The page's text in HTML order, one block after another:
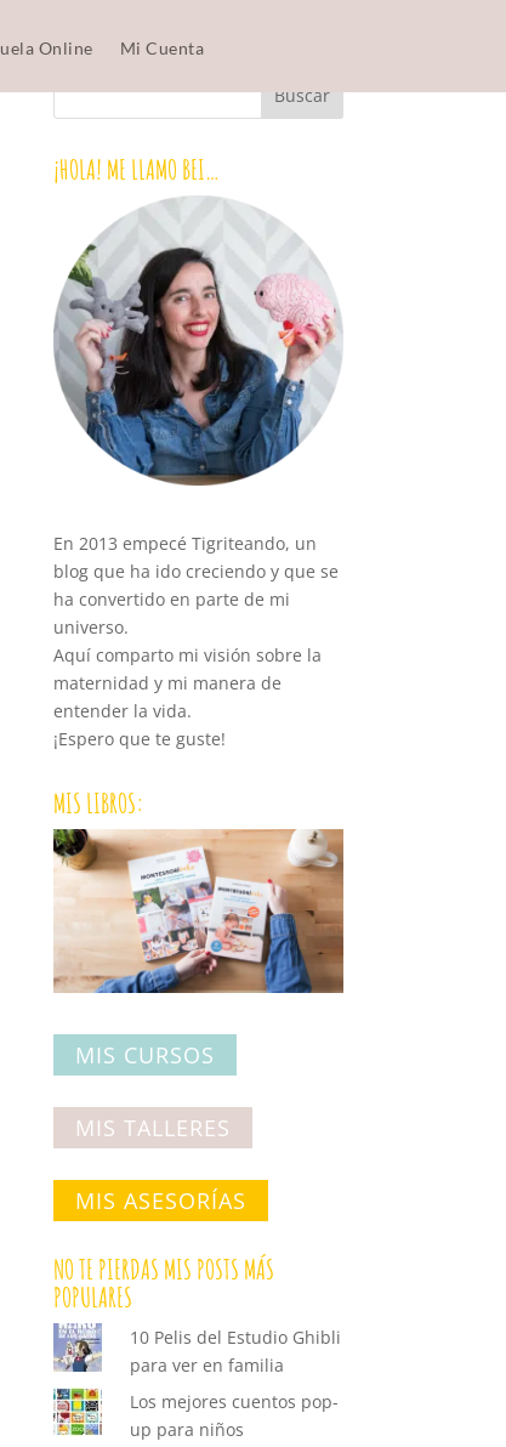
Online Mi Cuenta
¡HOLA! ME LLAMO BEI…
En 2013 empecé Tigriteando, un
blog que ha ido creciendo y que se
ha convertido en parte de mi
universo.
Aquí comparto mi visión sobre la
maternidad y mi manera de
entender la vida.
¡Espero que te guste!
MIS LIBROS:
MIS CURSOS
MIS TALLERES
MIS ASESORÍAS
NO TE PIERDAS MIS POSTS MÁS
POPULARES
10 Pelis del Estudio Ghibli
para ver en familia
Los mejores cuentos pop-
up para niños